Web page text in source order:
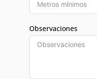
Observaciones